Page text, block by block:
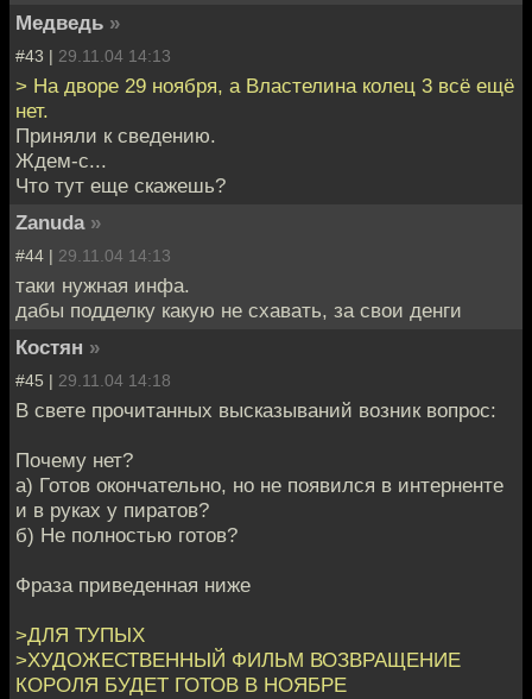
Медведь »
#43 | 29.11.04 14:13
> На дворе 29 ноября, а Властелина колец 3 всё ещё
нет.
Приняли к сведению.
Ждем-с...
Что тут еще скажешь?
Zanuda »
#44 | 29.11.04 14:13
таки нужная инфа.
дабы подделку какую не схавать, за свои денги
Костян »
#45 | 29.11.04 14:18
В свете прочитанных высказываний возник вопрос:
Почему нет?
а) Готов окончательно, но не появился в интерненте
и в руках у пиратов?
б) Не полностью готов?
Фраза приведенная ниже
>ДЛЯ ТУПЫХ
>ХУДОЖЕСТВЕННЫЙ ФИЛЬМ ВОЗВРАЩЕНИЕ
КОРОЛЯ БУДЕТ ГОТОВ В НОЯБРЕ